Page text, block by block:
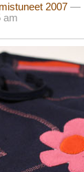
2007 —
am